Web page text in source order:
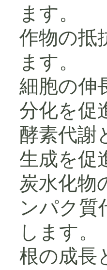
ます。
作物の抵
ます。
細胞の伸
分化を促
酵素代謝
生成を促
炭水化物
ンパク質
します。
根の成長